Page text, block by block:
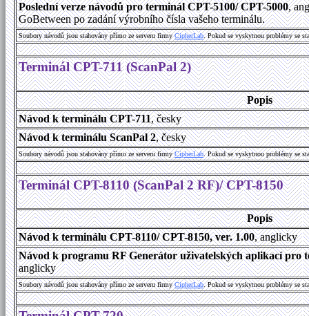
Poslední verze návodů pro terminál CPT-5100/ CPT-5000,
GoBetween po zadání výrobního čísla vašeho terminálu.
Soubory návodů jsou stahovány přímo ze serveru firmyCipherLab. Pokud se vyskytnou problémy se
Terminál CPT-711 (ScanPal 2)
Popis
Návod k terminálu CPT-711, česky
Návod k terminálu ScanPal 2, česky
Soubory návodů jsou stahovány přímo ze serveru firmyCipherLab. Pokud se vyskytnou problémy se
Terminál CPT-8110 (ScanPal 2 RF)/ CPT-8150
Popis
Návod k terminálu CPT-8110/ CPT-8150, ver. 1.00, anglicky
Návod k programu RF Generátor uživatelských aplikací pro
anglicky
Soubory návodů jsou stahovány přímo ze serveru firmyCipherLab. Pokud se vyskytnou problémy se